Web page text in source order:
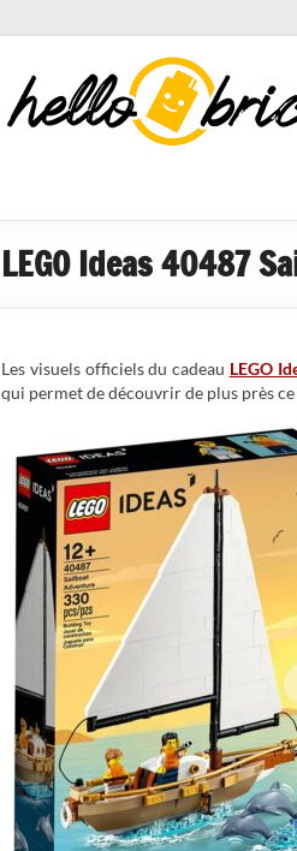
HelloBricks
Blog LEGO,
nouveaut�s
LEGO Ideas 40487
Les visuels officiels du cadeau LEGO
qui permet de découvrir de plus près